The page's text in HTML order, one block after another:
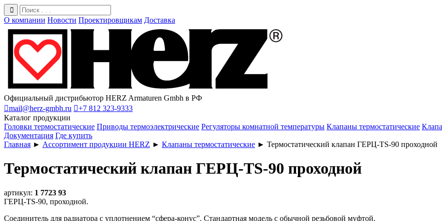
О компании Новости Проектировщикам Доставка
Официальный дистрибьютор HERZ Armaturen Gmbh в РФ
mail@herz-gmbh.ru +7 812 323-9333
Каталог продукции
Головки термостатические Приводы термоэлектрические Регуляторы комнатной температуры Клапаны термостатические
Документация Где купить
Главная ► Ассортимент продукции HERZ ► Клапаны термостатические ► Термостатический клапан ГЕРЦ-TS-90 проходной
Термостатический клапан ГЕРЦ-TS-90 проходной
артикул: 1 7723 93
ГЕРЦ-TS-90, проходной.
Соединитель для радиатора с уплотнением “сфера-конус”. Стандартная модель с обычной резьбовой муфтой.